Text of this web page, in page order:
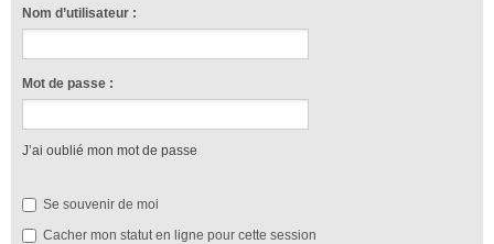
Nom d’utilisateur :
Mot de passe :
J’ai oublié mon mot de passe
Se souvenir de moi
Cacher mon statut en ligne pour cette session